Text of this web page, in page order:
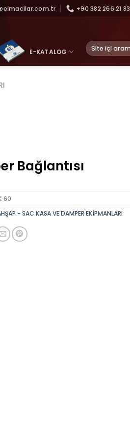
+90 382 266 21 83
E-KATALOG
Ara:
Bağlantısı
60
- SAC KASA VE DAMPER EKİPMANLARI